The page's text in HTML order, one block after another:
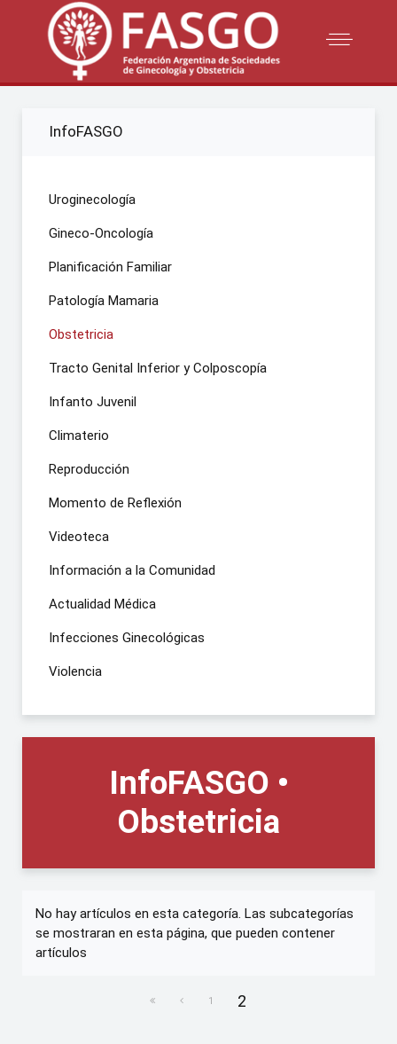
InfoFASGO •
Obstetricia
No hay artículos en esta categoría. Las subcategorías
se mostraran en esta página, que pueden contener
artículos
1 2
InfoFASGO
Uroginecología
Gineco-Oncología
Planificación Familiar
Patología Mamaria
Obstetricia
Tracto Genital Inferior y Colposcopía
Infanto Juvenil
Climaterio
Reproducción
Momento de Reflexión
Videoteca
Información a la Comunidad
Actualidad Médica
Infecciones Ginecológicas
Violencia